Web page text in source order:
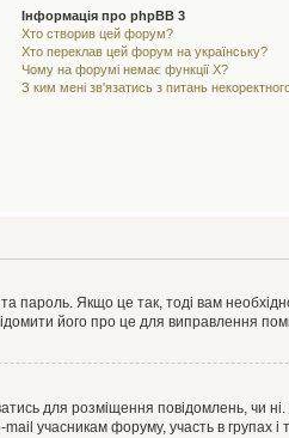
Інформація про phpBB 3
Хто створив цей форум?
Хто переклав цей форум на українську?
Чому на форумі немає функції X?
З ким мені зв'язатись з питань
Якщо це так, тоді вам
його про це для виправлення
для розміщення повідомлень, чи
учасникам форуму, участь в групах